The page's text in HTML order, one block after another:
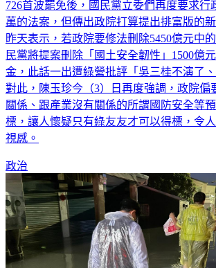
726首波罷免後，國民黨立委們再度要求行
萬的法案，但傳出政院打算提出排富版的
昨天表示，若政院要修法刪除5450億元中
民黨將提案刪除「國土安全韌性」1500億
金，此話一出遭綠營批評「吳三桂不演了
對此，陳玉珍今（3）日再度強調，政院偏
關係、跟產業沒有關係的所謂國防安全等
標，讓人懷疑只有綠友友才可以得標，令
視感。
政治